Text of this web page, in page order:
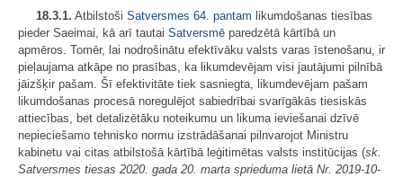
18.3.1. Atbilstoši Satversmes 64. pantam likumdošanas tiesības
pieder Saeimai, kā arī tautai Satversmē paredzētā kārtībā un
apmēros. Tomēr, lai nodrošinātu efektīvāku valsts varas īstenošanu, ir
pieļaujama atkāpe no prasības, ka likumdevējam visi jautājumi pilnībā
jāizšķir pašam. Šī efektivitāte tiek sasniegta, likumdevējam pašam
likumdošanas procesā noregulējot sabiedrībai svarīgākās tiesiskās
attiecības, bet detalizētāku noteikumu un likuma ieviešanai dzīvē
nepieciešamo tehnisko normu izstrādāšanai pilnvarojot Ministru
kabinetu vai citas atbilstošā kārtībā leģitimētas valsts institūcijas (sk.
Satversmes tiesas 2020. gada 20. marta sprieduma lietā Nr. 2019-10-